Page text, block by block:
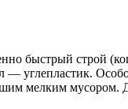
быстрый строй
углепластик.
мелким